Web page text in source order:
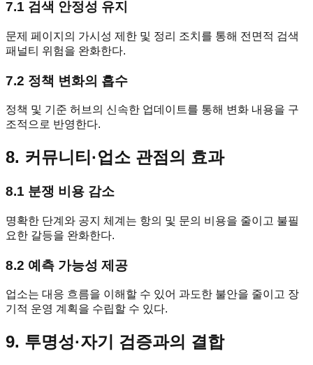
7.1 검색 안정성 유지
문제 페이지의 가시성 제한 및 정리 조치를 통해 전면적 검색
패널티 위험을 완화한다.
7.2 정책 변화의 흡수
정책 및 기준 허브의 신속한 업데이트를 통해 변화 내용을 구
조적으로 반영한다.
8. 커뮤니티·업소 관점의 효과
8.1 분쟁 비용 감소
명확한 단계와 공지 체계는 항의 및 문의 비용을 줄이고 불필
요한 갈등을 완화한다.
8.2 예측 가능성 제공
업소는 대응 흐름을 이해할 수 있어 과도한 불안을 줄이고 장
기적 운영 계획을 수립할 수 있다.
9. 투명성·자기 검증과의 결합